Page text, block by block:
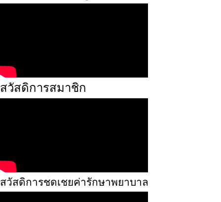
สวัสดิการสมาชิก
สวัสดิการชดเชยค่ารักษาพยาบาล